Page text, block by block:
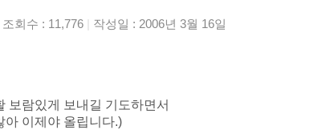
조회수 : 11,776 작성일 : 2006년 3월 16일
보람있게 보내길 기도하면서
아 이제야 올립니다.)